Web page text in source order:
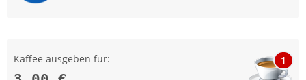
Kaffee ausgeben für: 1